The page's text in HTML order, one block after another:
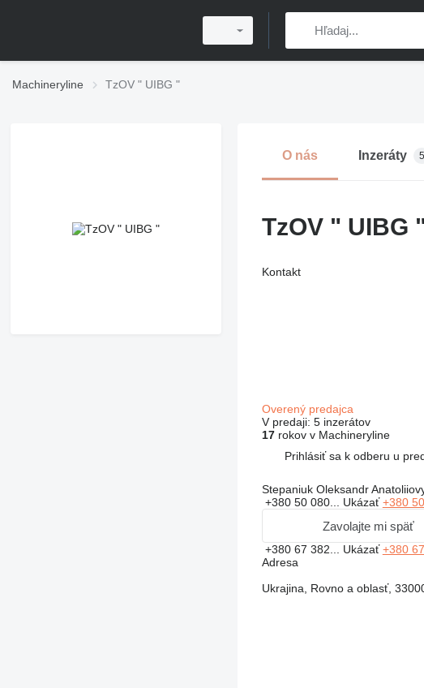
Machineryline TzOV " UIBG "
O nás Inzeráty 5
TzOV " UIBG
Kontakt
Overený predajca
V predaji: 5 inzerátov
17rokov v Machineryline
Prihlásiť sa k odberu u
Stepaniuk Oleksandr
+380 50 080... Ukázať+380
Zavolajte mi späť
+380 67 382... Ukázať+380
Adresa
Ukrajina, Rovno a oblasť,